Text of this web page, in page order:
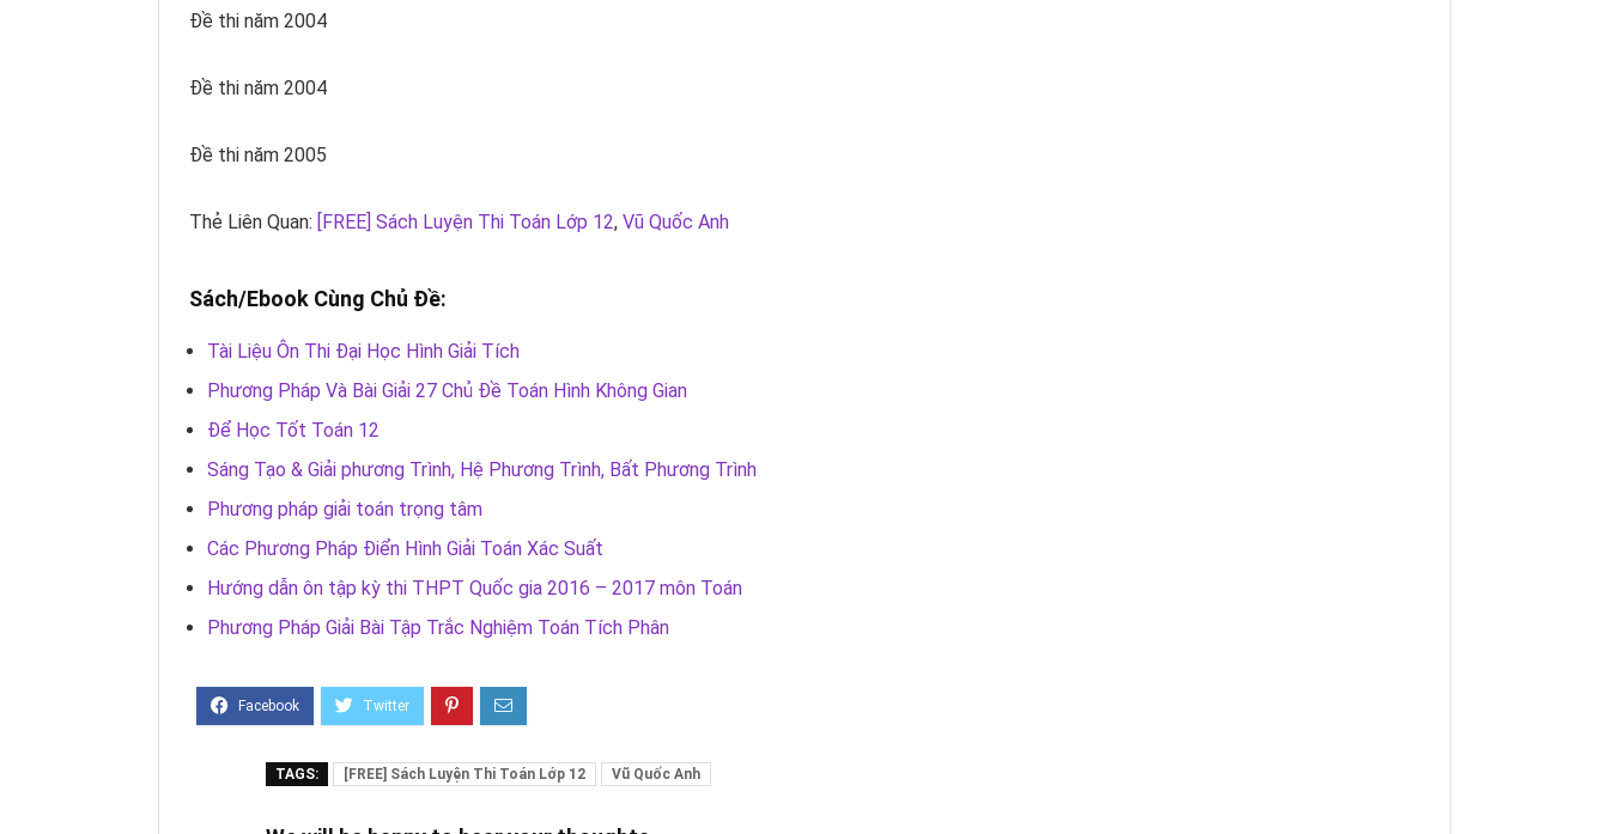
Đề thi năm 2004
Đề thi năm 2004
Đề thi năm 2005
Thẻ Liên Quan: [FREE] Sách Luyện Thi Toán Lớp 12, Vũ Quốc Anh
Sách/Ebook Cùng Chủ Đề:
Tài Liệu Ôn Thi Đại Học Hình Giải Tích
Phương Pháp Và Bài Giải 27 Chủ Đề Toán Hình Không Gian
Để Học Tốt Toán 12
Sáng Tạo & Giải phương Trình, Hệ Phương Trình, Bất Phương Trình
Phương pháp giải toán trọng tâm
Các Phương Pháp Điển Hình Giải Toán Xác Suất
Hướng dẫn ôn tập kỳ thi THPT Quốc gia 2016 – 2017 môn Toán
Phương Pháp Giải Bài Tập Trắc Nghiệm Toán Tích Phân
TAGS: [FREE] Sách Luyện Thi Toán Lớp 12 Vũ Quốc Anh